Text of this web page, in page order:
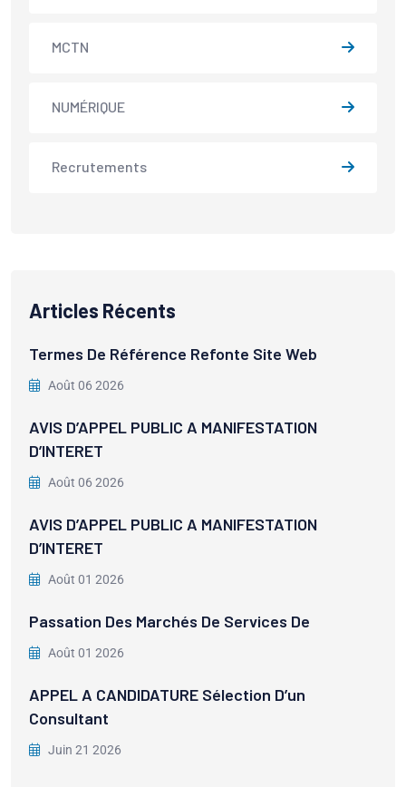
MCTN
NUMÉRIQUE
Recrutements
Articles Récents
Termes De Référence Refonte Site Web
Août 06 2026
AVIS D’APPEL PUBLIC A MANIFESTATION
D’INTERET
Août 06 2026
AVIS D’APPEL PUBLIC A MANIFESTATION
D’INTERET
Août 01 2026
Passation Des Marchés De Services De
Août 01 2026
APPEL A CANDIDATURE Sélection D’un
Consultant
Juin 21 2026